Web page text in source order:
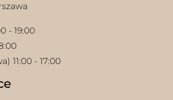
- 19:00
11:00 - 17:00